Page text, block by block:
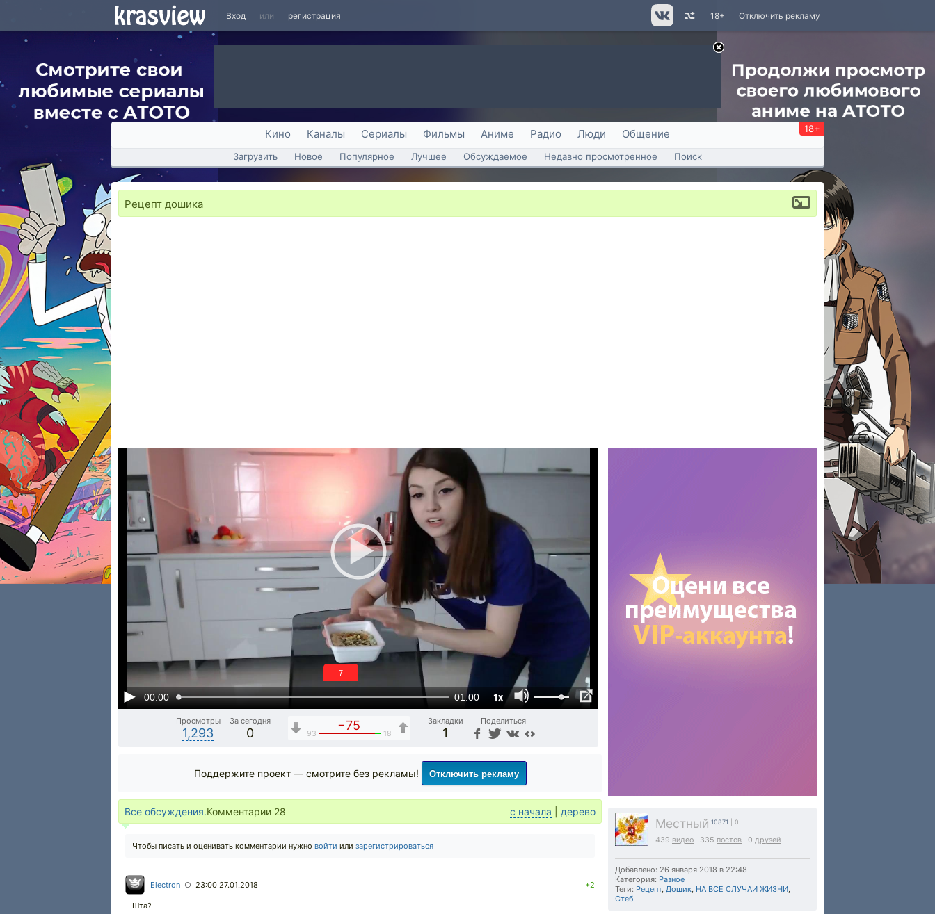
Вход или регистрация Отключить рекламу
18+
Кино Каналы Сериалы Фильмы Аниме Радио Люди Общение 18+
Загрузить Новое Популярное Лучшее Обсуждаемое Недавно просмотренное Поиск
Рецепт дошика
00:00 01:00 1x
6
Просмотры
1,293
За сегодня
0
−75
93 18
Закладки
1
Поделиться
Местный 10871 | 0
439 видео 335 постов 0 друзей
Добавлено: 26 января 2018 в 22:48
Категория: Разное
Теги: Рецепт, Дошик, НА ВСЕ СЛУЧАИ ЖИЗНИ,
Стеб
Поддержите проект — смотрите без рекламы! Отключить рекламу
Все обсуждения.Комментарии 28 с начала дерево
Чтобы писать и оценивать комментарии нужно войти или зарегистрироваться
Electron ○ 23:00 27.01.2018 +2
Шта?